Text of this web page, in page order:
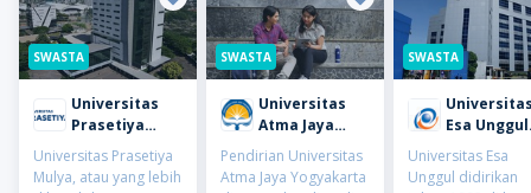
SWASTA
Universitas
Prasetiya
Mulya
Universitas Prasetiya
Mulya, atau yang lebih
SWASTA
Universitas
Atma Jaya
Yogyakarta
(UAJY)
Pendirian Universitas
Atma Jaya Yogyakarta
SWASTA
Esa Unggul
(UEU)
Universitas Esa
Unggul didirikan